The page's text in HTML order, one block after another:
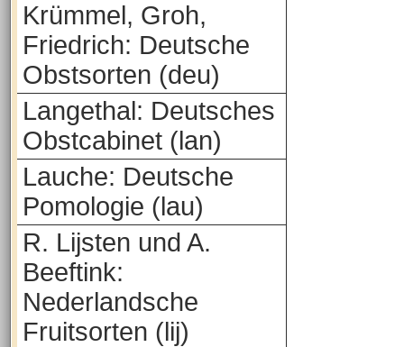
Krümmel, Groh,
Friedrich: Deutsche
Obstsorten (deu)
Langethal: Deutsches
Obstcabinet (lan)
Lauche: Deutsche
Pomologie (lau)
R. Lijsten und A.
Beeftink:
Nederlandsche
Fruitsorten (lij)